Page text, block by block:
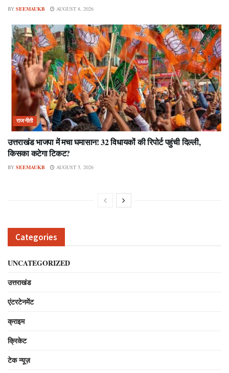
BY SEEMAUKB AUGUST 8, 2026
राजनीती
उत्तराखंड भाजपा में मचा घमासान! 32 विधायकों की रिपोर्ट पहुंची दिल्ली,
किसका कटेगा टिकट?
BY SEEMAUKB AUGUST 5, 2026
Categories
UNCATEGORIZED
उत्तराखंड
एंटरटेनमेंट
क्राइम
क्रिकेट
टेक न्यूज़